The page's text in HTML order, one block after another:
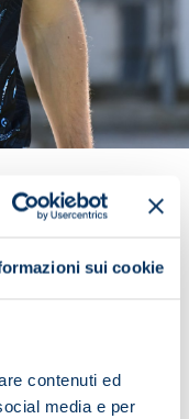
sui cookie
contenuti ed
media e per
ahead of their
involved
and tactical